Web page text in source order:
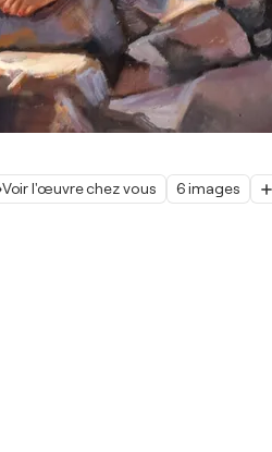
Voir l'œuvre chez vous 6 images